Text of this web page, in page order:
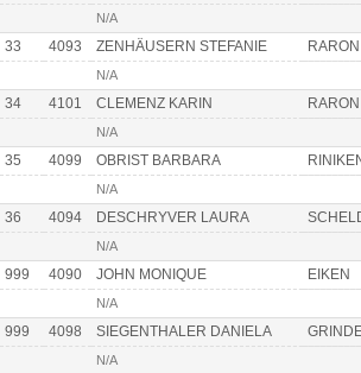
N/A
33 4093 ZENHÄUSERN STEFANIE RARON
N/A
34 4101 CLEMENZ KARIN RARON
N/A
35 4099 OBRIST BARBARA
N/A
36 4094 DESCHRYVER LAURA
N/A
999 4090 JOHN MONIQUE EIKEN
N/A
999 4098 SIEGENTHALER DANIELA
N/A